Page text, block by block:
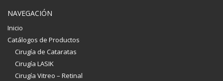
NAVEGACIÓN
Inicio
Catálogos de Productos
Cirugía de Cataratas
Cirugía LASIK
Cirugía Vitreo – Retinal